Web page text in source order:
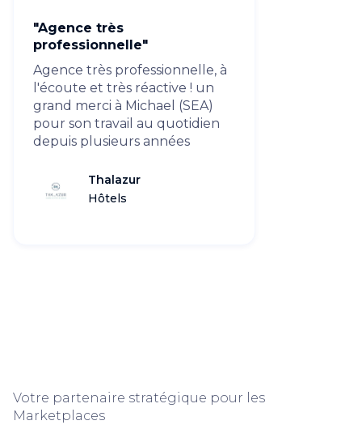
"Agence très
professionnelle"
Agence très professionnelle, à
l'écoute et très réactive ! un
grand merci à Michael (SEA)
pour son travail au quotidien
depuis plusieurs années
Thalazur
Hôtels
Votre partenaire stratégique pour les
Marketplaces